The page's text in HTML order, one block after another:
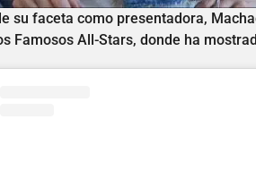
su faceta como presentadora,
Famosos All-Stars, donde ha